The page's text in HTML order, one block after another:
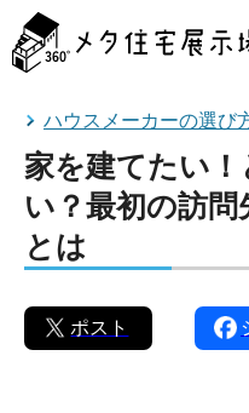
タ
住
ハウスメーカーの選び
家を建てたい
い？最初の訪
とは
ポスト